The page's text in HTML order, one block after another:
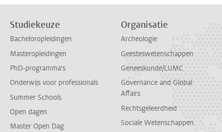
Studiekeuze
Bacheloropleidingen
Masteropleidingen
PhD-programma's
Onderwijs voor professionals
Summer Schools
Open dagen
Master Open Dag
Organisatie
Archeologie
Geesteswetenschappen
Geneeskunde/LUMC
Governance and Global
Affairs
Rechtsgeleerdheid
Sociale Wetenschappen